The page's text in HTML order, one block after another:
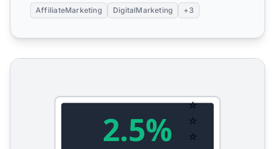
AffiliateMarketing DigitalMarketing +3
CTR-Rechner - Click-Through-Rate-Rechner für Affiliates